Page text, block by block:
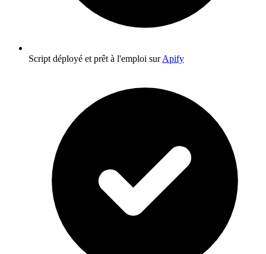
Script déployé et prêt à l'emploi surApify